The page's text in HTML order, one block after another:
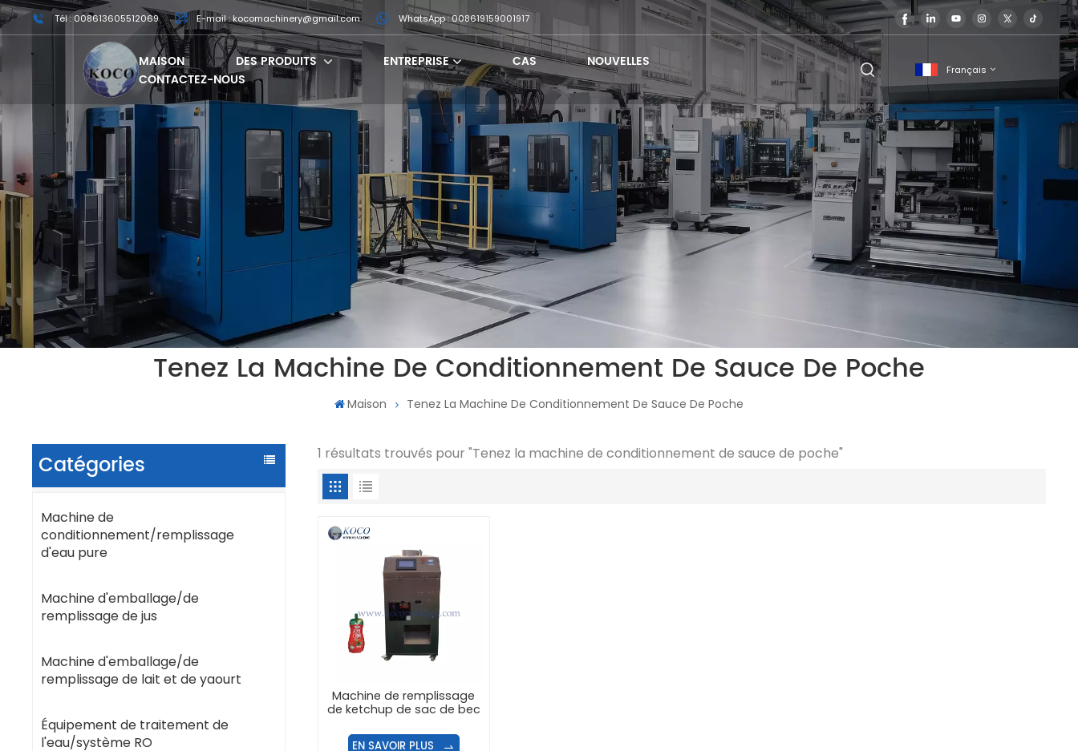
Tél : 008613605512069 E-mail : kocomachinery@gmail.com WhatsApp : 008619159001917
MAISON DES PRODUITS ENTREPRISE CAS
NOUVELLES
CONTACTEZ-NOUS
Français
English
français
Tenez La Machine De Conditionnement De Sauce De Poche
Maison Tenez La Machine De Conditionnement De Sauce De Poche
Catégories
Machine de
conditionnement/remplissage
d'eau pure
Machine d'emballage/de
remplissage de jus
Machine d'emballage/de
remplissage de lait et de yaourt
Équipement de traitement de
l'eau/système RO
1 résultats trouvés pour "Tenez la machine de conditionnement de sauce de poche"
Machine de remplissage
de ketchup de sac de bec
EN SAVOIR PLUS